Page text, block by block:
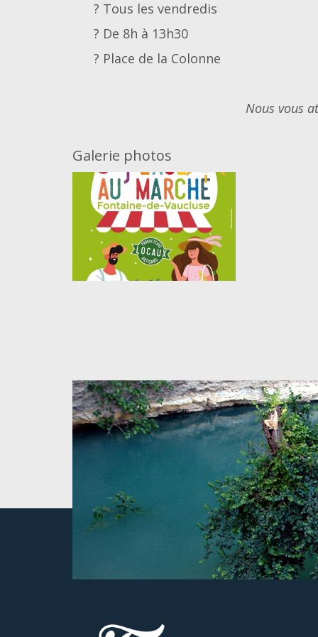
? Tous les vendredis
? De 8h à 13h30
? Place de la Colonne
Nous vous
Galerie photos